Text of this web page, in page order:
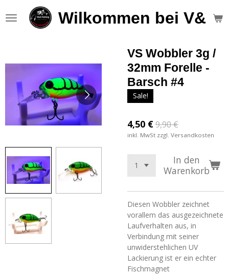
Hauptinhalt
Wilkommen bei V&S
VS Wobbler 3g /
32mm Forelle -
Barsch #4
Sale!
4,50 €9,90 €
inkl. MwSt zzgl. Versandkosten
In den
Warenkorb
Diesen Wobbler zeichnet
vorallem das ausgezeichnete
Laufverhalten aus, in
Verbindung mit seiner
unwiderstehlichen UV
Lackierung ist er ein echter
Fischmagnet